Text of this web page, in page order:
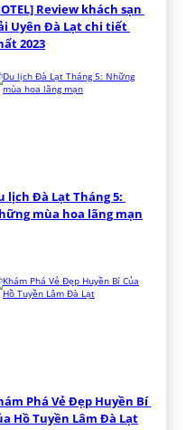
Review khách sạn
Uyên Đà Lạt chi tiết
2023
lịch Đà Lạt Tháng 5:
mùa hoa lãng mạn
Phá Vẻ Đẹp Huyền Bí
Hồ Tuyền Lâm Đà Lạt